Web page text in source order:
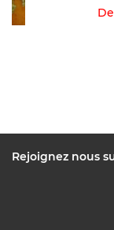
Rejoignez nous